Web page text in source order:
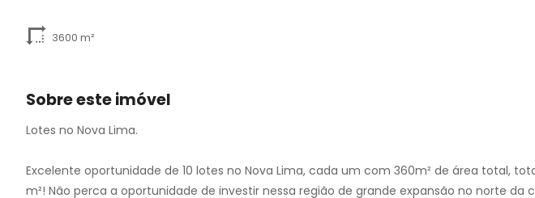
3600 m²
Sobre este imóvel
Lotes no Nova Lima.
Excelente oportunidade de 10 lotes no Nova Lima, cada um com 360m² de área total,
m²! Não perca a oportunidade de investir nessa região de grande expansão no norte da